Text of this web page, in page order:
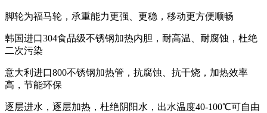
脚轮为福马轮，承重能力更强、更稳，移动更方便顺畅
韩国进口304食品级不锈钢加热内胆，耐高温、耐腐蚀，杜绝
二次污染
意大利进口800不锈钢加热管，抗腐蚀、抗干烧，加热效率
高，节能环保
逐层进水，逐层加热，杜绝阴阳水，出水温度40-100℃可自由